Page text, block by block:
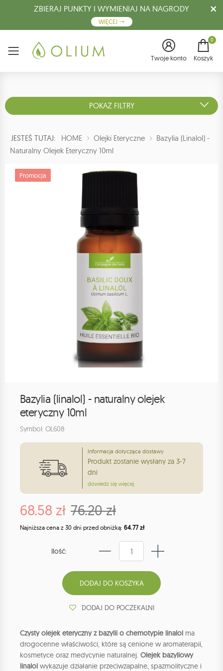
ZBIERAJ PUNKTY I WYMIENIAJ NA NAGRODY
WIĘCEJ
Menu Twoje konto
0
Koszyk
POKAŻ FILTRY
JESTEŚ TUTAJ: HOME Olejki Eteryczne
Bazylia (linalol) -
Naturalny Olejek Eteryczny 10ml
Promocja
Bazylia (linalol) - naturalny olejek
eteryczny 10ml
Symbol: OL608
Informacja dotycząca dostawy
Produkt zostanie wysłany za 3-7
dni
dowiedz się więcej
68.58 zł 76.20 zł
Najniższa cena z 30 dni przed obniżką: 64.77 zł
Ilość:
DODAJ DO POCZEKALNI
Czysty olejek eteryczny z bazylii o chemotypie linalol ma
drogocenne właściwości, które są cenione w aromaterapii,
kosmetyce oraz medycynie naturalnej. Olejek bazyliowy
linalol wykazuje działanie przeciwzapalne, spazmolityczne i